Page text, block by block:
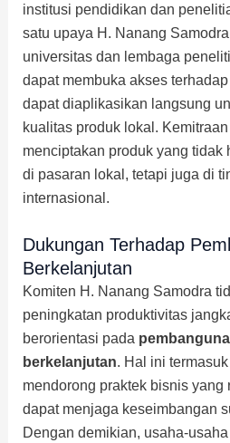
institusi pendidikan dan
satu upaya H. Nanang
universitas dan lembaga
dapat membuka akses
dapat diaplikasikan langsung
kualitas produk lokal.
menciptakan produk yang tidak
di pasaran lokal, tetapi juga di
internasional.
Dukungan Terhadap
Berkelanjutan
Komiten H. Nanang Samodra
peningkatan produktivitas
berorientasi pada
berkelanjutan. Hal ini
mendorong praktek bisnis yang
dapat menjaga keseimbangan
Dengan demikian, usaha-